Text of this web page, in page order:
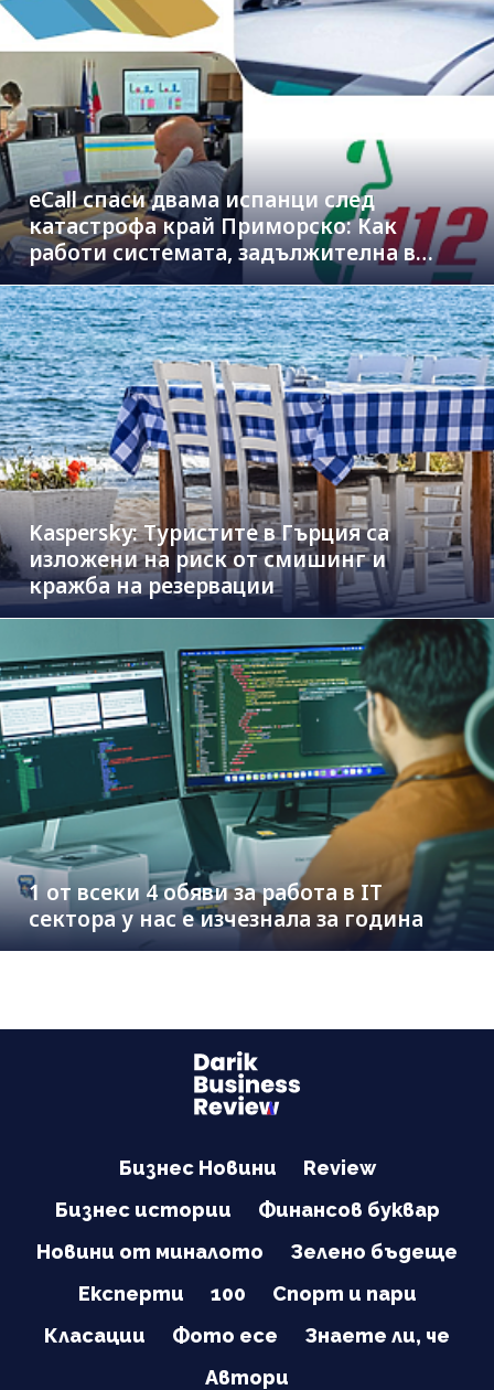
eCall спаси двама испанци след
катастрофа край Приморско: Как
работи системата, задължителна в
новите коли
Kaspersky: Туристите в Гърция са
изложени на риск от смишинг и
кражба на резервации
1 от всеки 4 обяви за работа в IT
сектора у нас е изчезнала за година
Бизнес Новини
Review
Бизнес истории
Финансов буквар
Новини от миналото
Зелено бъдеще
Експерти
100
Спорт и пари
Класации
Фото есе
Знаете ли, че
Автори